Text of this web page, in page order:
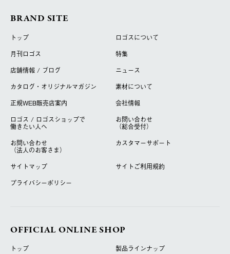
BRAND SITE
トップ
ロゴスについて
月刊ロゴス
特集
店舗情報 / ブログ
ニュース
カタログ・オリジナルマガジン
素材について
正規WEB販売店案内
会社情報
ロゴス / ロゴスショップで
働きたい人へ
お問い合わせ
（総合受付）
お問い合わせ
（法人のお客さま）
カスタマーサポート
サイトマップ
サイトご利用規約
プライバシーポリシー
OFFICIAL ONLINE SHOP
トップ
製品ラインナップ